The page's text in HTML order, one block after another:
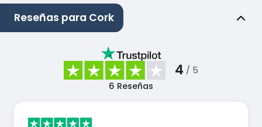
Reseñas para Cork
4 / 5
6 Reseñas